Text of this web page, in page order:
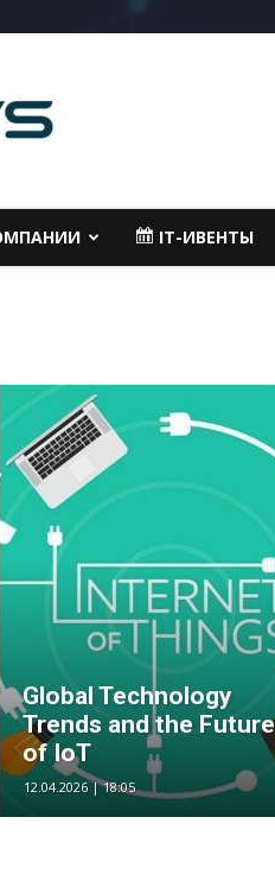
IT-ИВЕНТЫ
Global Technology
Trends and the Future
of IoT
12.04.2026 | 18:05